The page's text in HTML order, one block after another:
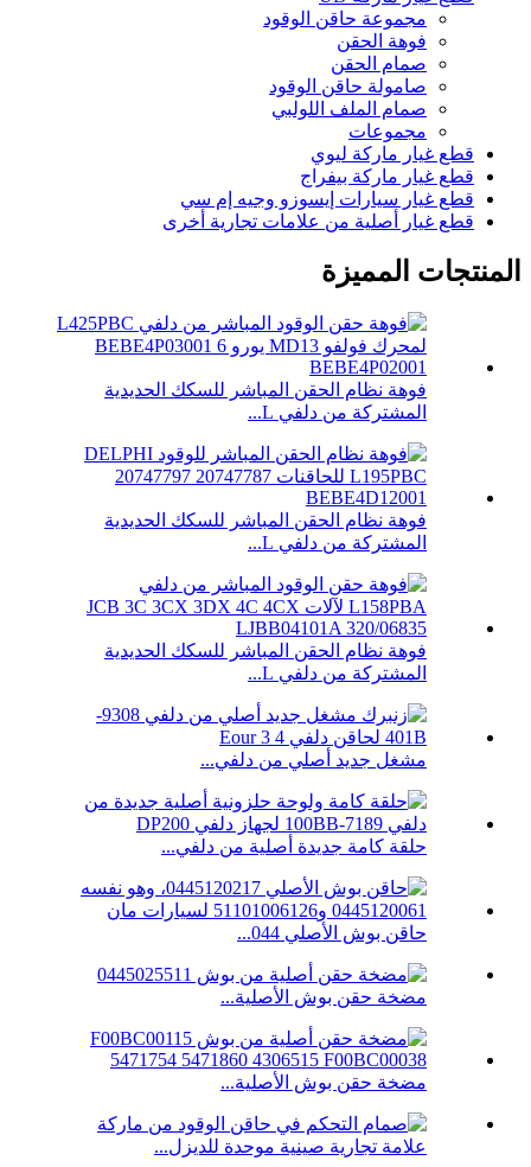
مجموعة حاقن الوقود
فوهة الحقن
صمام الحقن
صامولة حاقن الوقود
صمام الملف اللولبي
مجموعات
قطع غيار ماركة ليوي
قطع غيار ماركة بيفراج
قطع غيار سيارات إيسوزو وجيه إم سي
قطع غيار أصلية من علامات تجارية أخرى
المنتجات المميزة
فوهة نظام الحقن المباشر للسكك الحديدية
المشتركة من دلفي L...
فوهة نظام الحقن المباشر للسكك الحديدية
المشتركة من دلفي L...
فوهة نظام الحقن المباشر للسكك الحديدية
المشتركة من دلفي L...
مشغل جديد أصلي من دلفي...
حلقة كامة جديدة أصلية من دلفي...
حاقن بوش الأصلي 044...
مضخة حقن بوش الأصلية...
مضخة حقن بوش الأصلية...
علامة تجارية صينية موحدة للديزل...